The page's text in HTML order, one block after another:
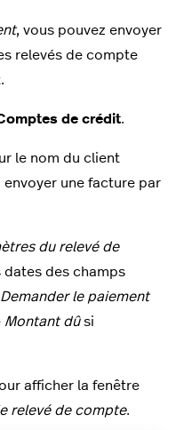
, vous pouvez envoyer
relevés de compte
de crédit.
le nom du client
une facture par
du relevé de
dates des champs
Demander le paiement
Montant dûsi
afficher la fenêtre
relevé de compte.